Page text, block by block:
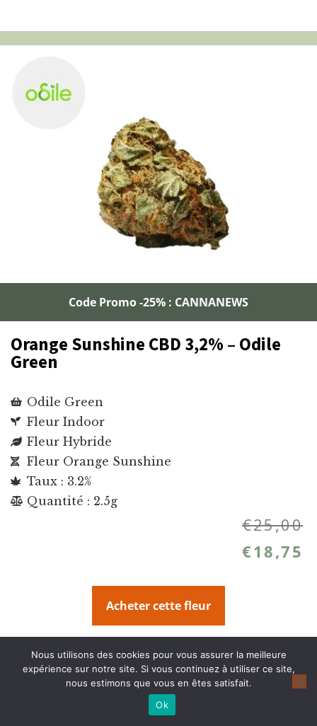
Code Promo -25% : CANNANEWS
Orange Sunshine CBD 3,2% – Odile
Green
Odile Green
Fleur Indoor
Fleur Hybride
Fleur Orange Sunshine
Taux : 3.2%
Quantité : 2.5g
€25,00
€18,75
Acheter cette fleur
Plus d'infos sur cette fleur CBD
Nous utilisons des cookies pour vous assurer la meilleure
expérience sur notre site. Si vous continuez à utiliser ce site,
nous estimons que vous en êtes satisfait.
Ok